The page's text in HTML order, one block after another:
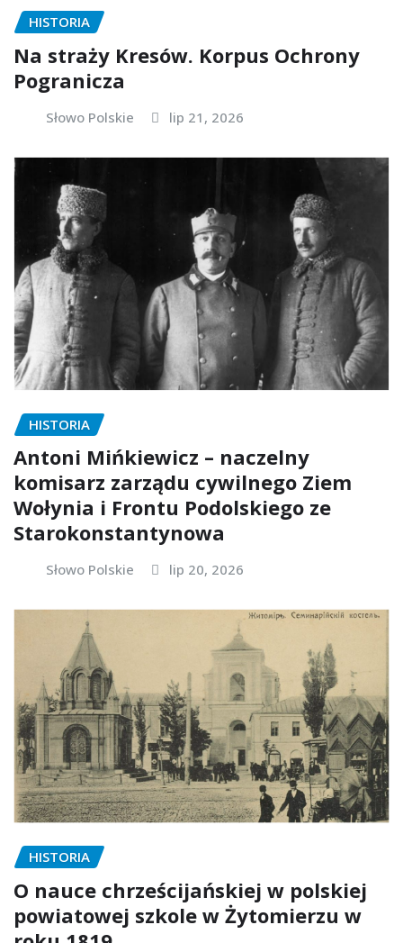
HISTORIA
Na straży Kresów. Korpus Ochrony
Pogranicza
Słowo Polskie lip 21, 2026
HISTORIA
Antoni Mińkiewicz – naczelny
komisarz zarządu cywilnego Ziem
Wołynia i Frontu Podolskiego ze
Starokonstantynowa
Słowo Polskie lip 20, 2026
HISTORIA
O nauce chrześcijańskiej w polskiej
powiatowej szkole w Żytomierzu w